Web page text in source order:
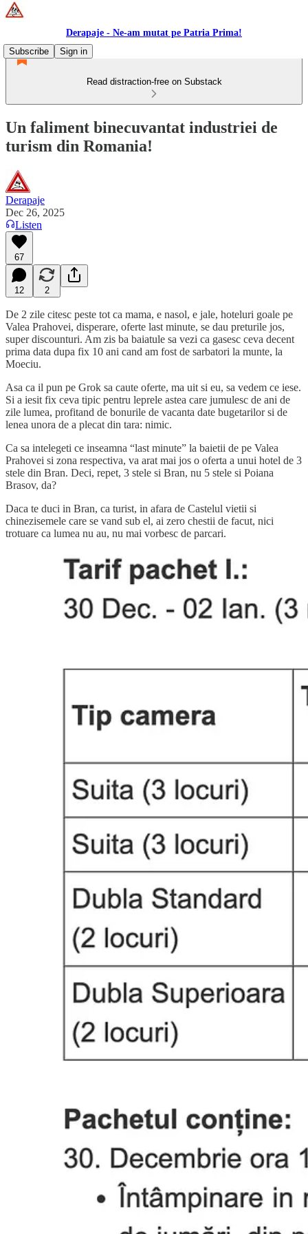
Derapaje - Ne-am mutat pe Patria Prima!
Subscribe
Sign in
Read distraction-free on Substack
Un faliment binecuvantat industriei de
turism din Romania!
Derapaje
Dec 26, 2025
Listen
67
12 2
De 2 zile citesc peste tot ca mama, e nasol, e jale, hoteluri goale pe
Valea Prahovei, disperare, oferte last minute, se dau preturile jos,
super discounturi. Am zis ba baiatule sa vezi ca gasesc ceva decent
prima data dupa fix 10 ani cand am fost de sarbatori la munte, la
Moeciu.
Asa ca il pun pe Grok sa caute oferte, ma uit si eu, sa vedem ce iese.
Si a iesit fix ceva tipic pentru leprele astea care jumulesc de ani de
zile lumea, profitand de bonurile de vacanta date bugetarilor si de
lenea unora de a plecat din tara: nimic.
Ca sa intelegeti ce inseamna “last minute” la baietii de pe Valea
Prahovei si zona respectiva, va arat mai jos o oferta a unui hotel de 3
stele din Bran. Deci, repet, 3 stele si Bran, nu 5 stele si Poiana
Brasov, da?
Daca te duci in Bran, ca turist, in afara de Castelul vietii si
chinezisemele care se vand sub el, ai zero chestii de facut, nici
trotuare ca lumea nu au, nu mai vorbesc de parcari.